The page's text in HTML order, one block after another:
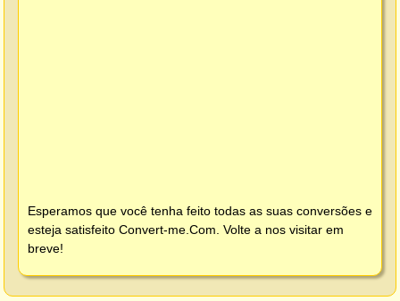
Esperamos que você tenha feito todas as suas conversões e
esteja satisfeito Convert-me.Com . Volte a nos visitar em
breve!